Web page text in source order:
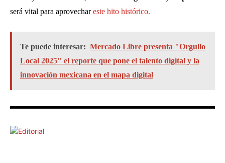
será vital para aprovechareste hito histórico.
Te puede interesar: Mercado Libre presenta "Orgullo
Local 2025" el reporte que pone el talento digital y la
innovación mexicana en el mapa digital